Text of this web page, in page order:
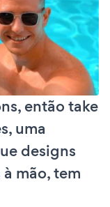
então take
uma
designs
mão, tem